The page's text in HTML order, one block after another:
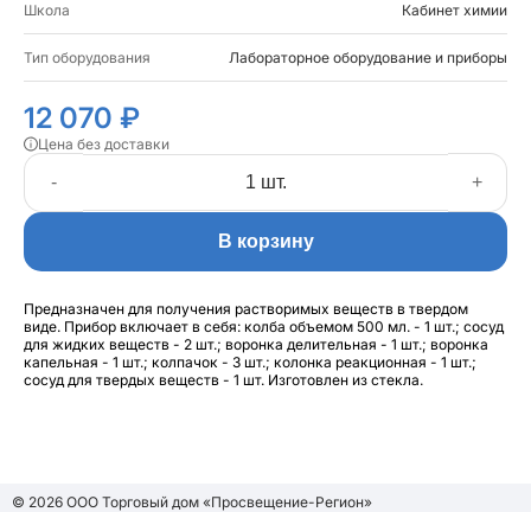
Школа Кабинет химии
Тип оборудования Лабораторное оборудование и приборы
12 070 ₽
Цена без доставки
- +
В корзину
Предназначен для получения растворимых веществ в твердом
виде. Прибор включает в себя: колба объемом 500 мл. - 1 шт.; сосуд
для жидких веществ - 2 шт.; воронка делительная - 1 шт.; воронка
капельная - 1 шт.; колпачок - 3 шт.; колонка реакционная - 1 шт.;
сосуд для твердых веществ - 1 шт. Изготовлен из стекла.
© 2026 ООО Торговый дом «Просвещение-Регион»